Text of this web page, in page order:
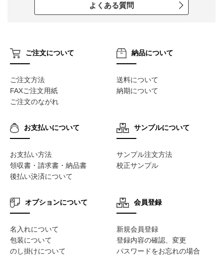
よくある質問
ご注文について
ご注文方法
FAXご注文用紙
ご注文のながれ
納品について
送料について
納期について
お支払いについて
お支払い方法
領収書・請求書・納品書
後払い決済について
サンプルについて
サンプル注文方法
校正サンプル
オプションについて
名入れについて
包装について
のし掛けについて
会員登録
新規会員登録
登録内容の確認、変更
パスワードをお忘れの場合